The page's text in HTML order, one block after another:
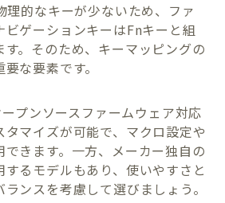
的なキーが少ないため、ファ
ビゲーションキーはFnキーと組
。そのため、キーマッピングの
な要素です。
プンソースファームウェア対応
マイズが可能で、マクロ設定や
できます。一方、メーカー独自の
るモデルもあり、使いやすさと
ンスを考慮して選びましょう。